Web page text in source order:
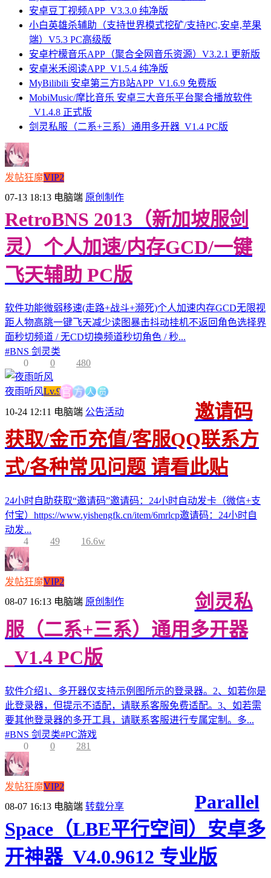
安卓豆丁视频APP_V3.3.0 纯净版
小白英雄杀辅助（支持世界模式挖矿/支持PC,安卓,苹果
端）V5.3 PC高级版
安卓柠檬音乐APP（聚合全网音乐资源）V3.2.1 更新版
安卓米禾阅读APP_V1.5.4 纯净版
MyBilibili 安卓第三方B站APP_V1.6.9 免费版
MobiMusic/摩比音乐 安卓三大音乐平台聚合播放软件
_V1.4.8 正式版
剑灵私服（二系+三系）通用多开器_V1.4 PC版
发帖狂魔VIP2
07-13 18:13 电脑端 原创制作
RetroBNS 2013（新加坡服剑
灵）个人加速/内存GCD/一键
飞天辅助 PC版
软件功能微弱移速(走路+战斗+濒死)个人加速内存GCD无限视
距人物高跳一键飞天减少读图暴击抖动挂机不返回角色选择界
面秒切频道 / 无CD切换频道秒切角色 / 秒...
#BNS 剑灵类
0
0 480
夜雨听风Lv.9官方人员
10-24 12:11 电脑端 公告活动
邀请码
获取/金币充值/客服QQ联系方
式/各种常见问题 请看此贴
24小时自助获取“邀请码”邀请码：24小时自动发卡（微信+支
付宝）https://www.yishengfk.cn/item/6mrlcp邀请码：24小时自
动发...
4
49 16.6w
发帖狂魔VIP2
08-07 16:13 电脑端 原创制作
剑灵私
服（二系+三系）通用多开器
_V1.4 PC版
软件介绍1、多开器仅支持示例图所示的登录器。2、如若你是
此登录器，但提示不适配，请联系客服免费适配。3、如若需
要其他登录器的多开工具，请联系客服进行专属定制。多...
#BNS 剑灵类#PC游戏
0
0 281
发帖狂魔VIP2
08-07 16:13 电脑端 转载分享
Parallel
Space（LBE平行空间）安卓多
开神器_V4.0.9612 专业版